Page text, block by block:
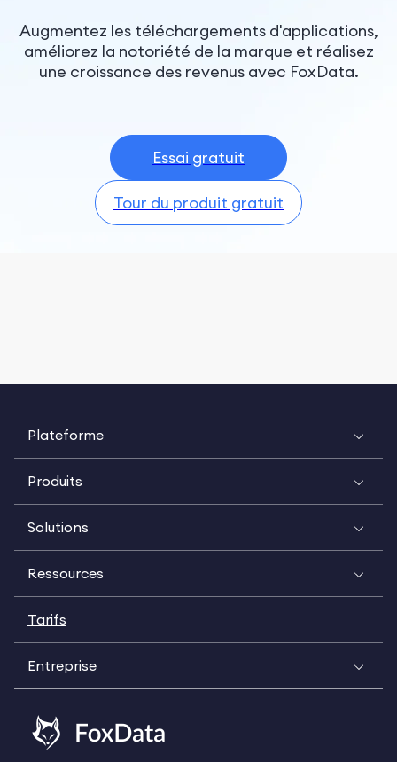
Augmentez les téléchargements d'applications,
améliorez la notoriété de la marque et réalisez
une croissance des revenus avec FoxData.
Essai gratuit
Tour du produit gratuit
Plateforme
Produits
Solutions
Ressources
Tarifs
Entreprise